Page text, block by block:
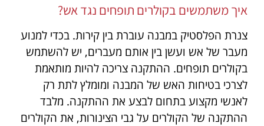
איך משתמשים בקולרים תופחים נגד אש?
צנרת הפלסטיק במבנה עוברת בין קירות. בכדי למנוע
מעבר של אש ועשן בין אותם מעברים, יש להשתמש
בקולרים תופחים. ההתקנה צריכה להיות מותאמת
לצרכי בטיחות האש של המבנה ומומלץ לתת רק
לאנשי מקצוע בתחום לבצע את ההתקנה. מלבד
ההתקנה של הקולרים על גבי הצינורות, את הקולרים